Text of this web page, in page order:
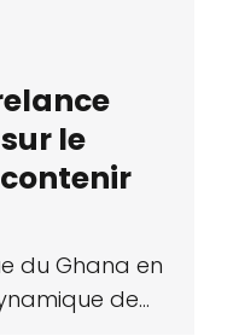
le
du Ghana en
de…